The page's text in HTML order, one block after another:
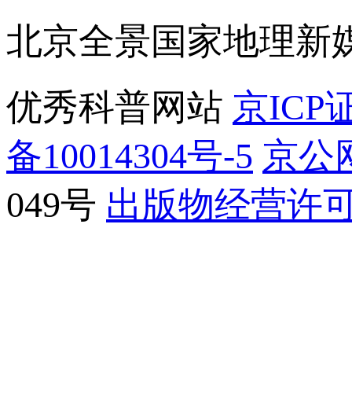
北京全景国家地理新
优秀科普网站 京ICP
备10014304号-5 京公
049号 出版物经营许